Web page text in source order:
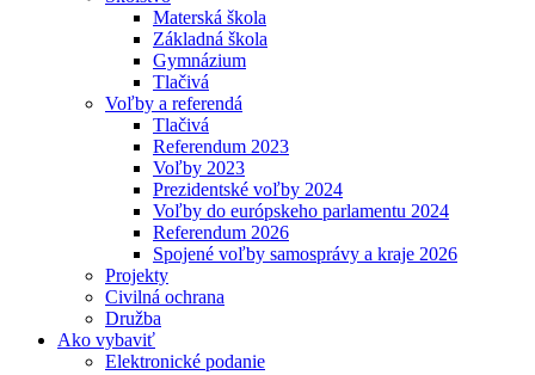
Materská škola
Základná škola
Gymnázium
Tlačivá
Voľby a referendá
Tlačivá
Referendum 2023
Voľby 2023
Prezidentské voľby 2024
Voľby do európskeho parlamentu 2024
Referendum 2026
Spojené voľby samosprávy a kraje 2026
Projekty
Civilná ochrana
Družba
Ako vybaviť
Elektronické podanie